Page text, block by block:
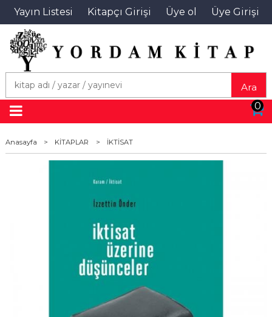
Yayın Listesi Kitapçı Girişi Üye ol Üye Girişi
Ara
0
Anasayfa > KİTAPLAR > İKTİSAT